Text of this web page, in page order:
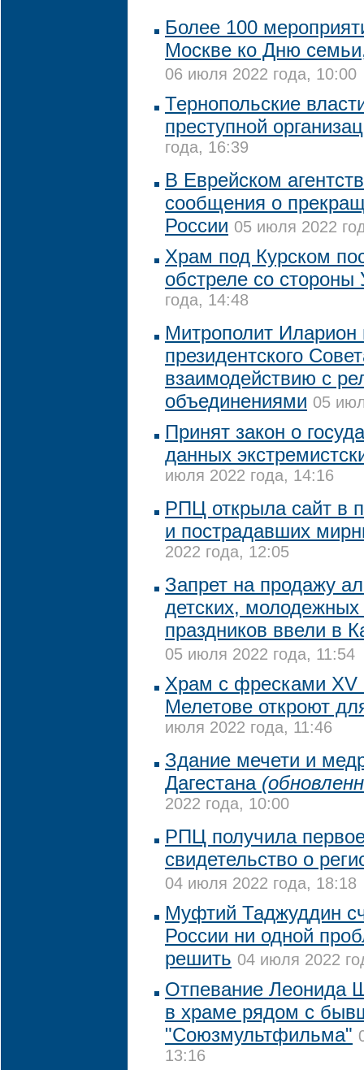
Более 100
Москве ко Дню
06 июля 2022 года, 10:00
Тернопольские
преступной
года, 16:39
В Еврейском
сообщения о
России 05 июля 2022
Храм под Курском
обстреле со стороны
года, 14:48
Митрополит Иларион
президентского
взаимодействию с
объединениями 05
Принят закон о
данных
июля 2022 года, 14:16
РПЦ открыла сайт в
и пострадавших
2022 года, 12:05
Запрет на продажу
детских,
праздников ввели в
05 июля 2022 года, 11:54
Храм с фресками XV
Мелетове откроют
июля 2022 года, 11:46
Здание мечети и
Дагестана
2022 года, 10:00
РПЦ получила
свидетельство о
04 июля 2022 года, 18:18
Муфтий Таджуддин
России ни одной
решить 04 июля 2022
Отпевание Леонида
в храме рядом с
"Союзмультфильма"
13:16